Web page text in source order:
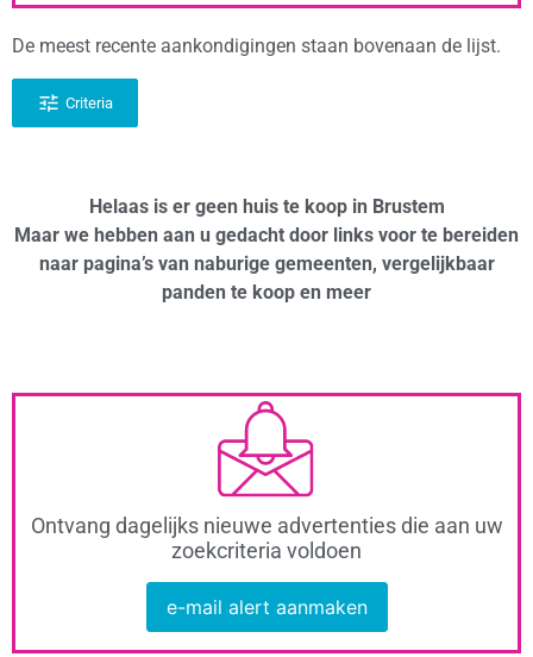
De meest recente aankondigingen staan bovenaan de lijst.
Criteria
Helaas is er geen huis te koop in Brustem
Maar we hebben aan u gedacht door links voor te bereiden
naar pagina’s van naburige gemeenten, vergelijkbaar
panden te koop en meer
Ontvang dagelijks nieuwe advertenties die aan uw
zoekcriteria voldoen
e-mail alert aanmaken